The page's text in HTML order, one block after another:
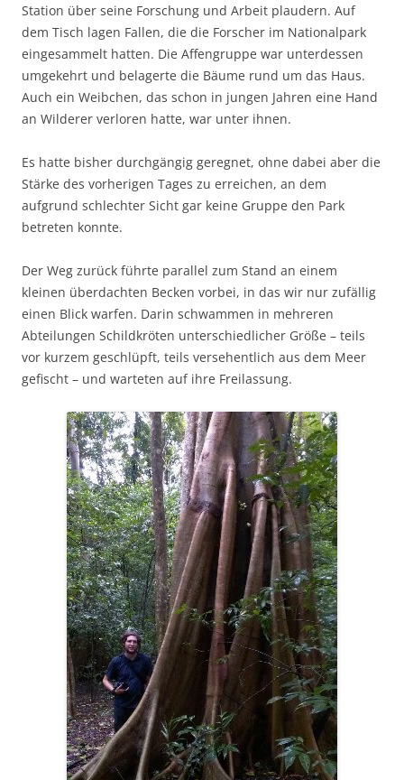
Station über seine Forschung und Arbeit plaudern. Auf
dem Tisch lagen Fallen, die die Forscher im Nationalpark
eingesammelt hatten. Die Affengruppe war unterdessen
umgekehrt und belagerte die Bäume rund um das Haus.
Auch ein Weibchen, das schon in jungen Jahren eine Hand
an Wilderer verloren hatte, war unter ihnen.
Es hatte bisher durchgängig geregnet, ohne dabei aber die
Stärke des vorherigen Tages zu erreichen, an dem
aufgrund schlechter Sicht gar keine Gruppe den Park
betreten konnte.
Der Weg zurück führte parallel zum Stand an einem
kleinen überdachten Becken vorbei, in das wir nur zufällig
einen Blick warfen. Darin schwammen in mehreren
Abteilungen Schildkröten unterschiedlicher Größe – teils
vor kurzem geschlüpft, teils versehentlich aus dem Meer
gefischt – und warteten auf ihre Freilassung.